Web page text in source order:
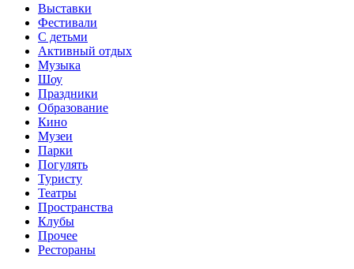
Выставки
Фестивали
С детьми
Активный отдых
Музыка
Шоу
Праздники
Образование
Кино
Музеи
Парки
Погулять
Туристу
Театры
Пространства
Клубы
Прочее
Рестораны